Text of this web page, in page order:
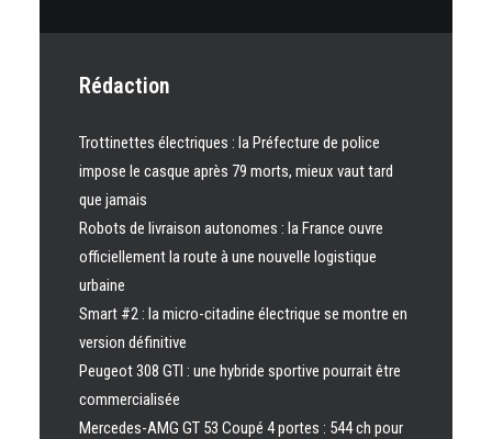
Rédaction
Trottinettes électriques : la Préfecture de police
impose le casque après 79 morts, mieux vaut tard
que jamais
Robots de livraison autonomes : la France ouvre
officiellement la route à une nouvelle logistique
urbaine
Smart #2 : la micro-citadine électrique se montre en
version définitive
Peugeot 308 GTI : une hybride sportive pourrait être
commercialisée
Mercedes-AMG GT 53 Coupé 4 portes : 544 ch pour